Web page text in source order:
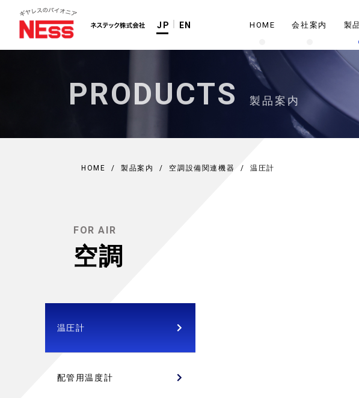
JP EN HOME 会社案内 製
PRODUCTS 製品案内
HOME / 製品案内 / 空調設備関連機器 / 温圧計
FOR AIR
空調
温圧計
配管用温度計